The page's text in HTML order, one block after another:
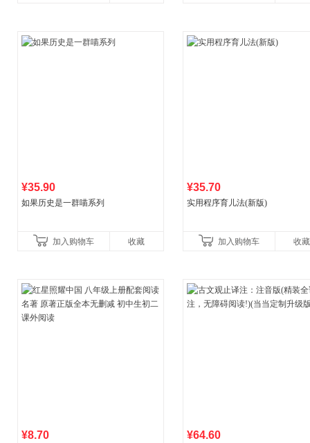
¥35.90
如果历史是一群喵系列
加入购物车 收藏
¥35.70
实用程序育儿法(新版)
加入购物车 收藏
¥8.70 ¥64.60